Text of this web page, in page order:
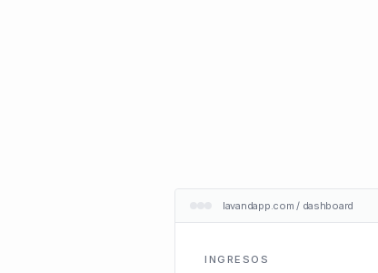
lavandapp.com / dashboard
INGRESOS